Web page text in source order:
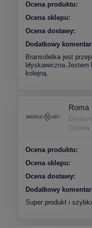
Ocena produktu:
Ocena sklepu:
Ocena dostawy:
Dodatkowy
Bransoletka jest
kolejną.
Roma
Opinia
Ocena produktu:
Ocena sklepu:
Ocena dostawy:
Dodatkowy
Super produkt i